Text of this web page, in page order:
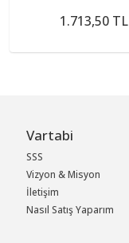
1.713,50 TL
Vartabi
SSS
Vizyon & Misyon
İletişim
Nasıl Satış Yaparım